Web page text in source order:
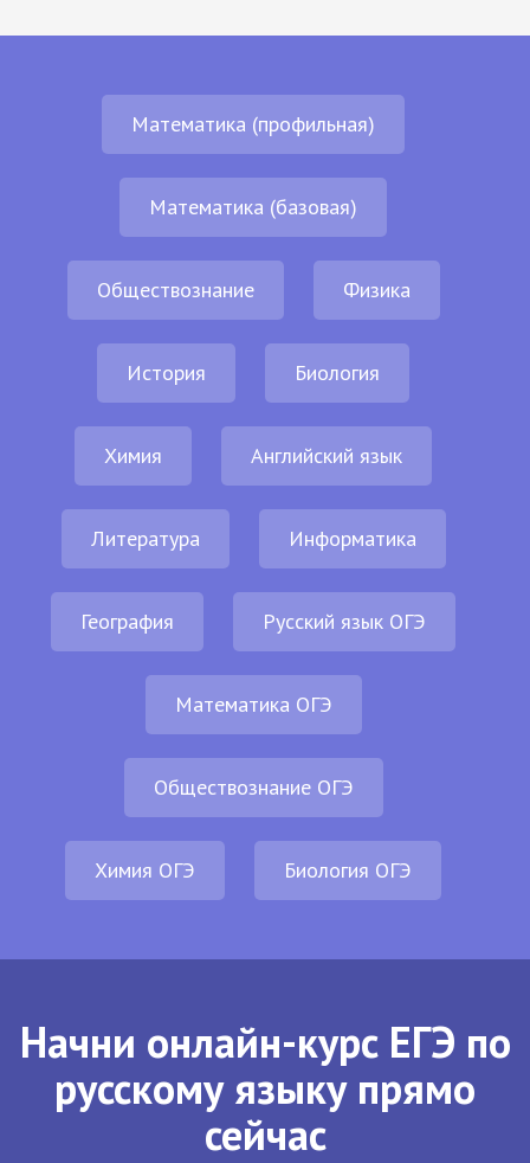
Математика (профильная)
Математика (базовая)
Обществознание Физика
История Биология
Химия Английский язык
Литература Информатика
География Русский язык ОГЭ
Математика ОГЭ
Обществознание ОГЭ
Химия ОГЭ Биология ОГЭ
Начни онлайн-курс ЕГЭ по
русскому языку прямо
сейчас